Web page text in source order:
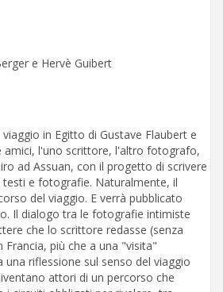
e Hervè Guibert
in Egitto di Gustave Flaubert e
amici, l'uno scrittore, l'altro fotografo,
ad Assuan, con il progetto di scrivere
e fotografie. Naturalmente, il
del viaggio. E verrà pubblicato
Il dialogo tra le fotografie intimiste
che lo scrittore redasse (senza
Francia, più che a una "visita"
una riflessione sul senso del viaggio
attori di un percorso che